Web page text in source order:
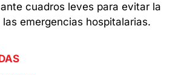
cuadros leves para evitar la
emergencias hospitalarias.